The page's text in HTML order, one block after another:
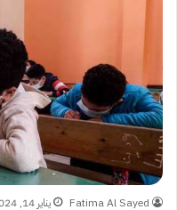
Fatima Al Sayed يناير 14, 2024